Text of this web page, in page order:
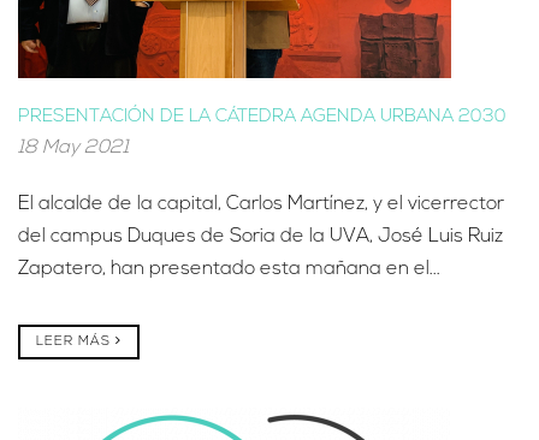
PRESENTACIÓN DE LA CÁTEDRA AGENDA URBANA 2030
18 May 2021
El alcalde de la capital, Carlos Martínez, y el vicerrector
del campus Duques de Soria de la UVA, José Luis Ruiz
Zapatero, han presentado esta mañana en el...
LEER MÁS